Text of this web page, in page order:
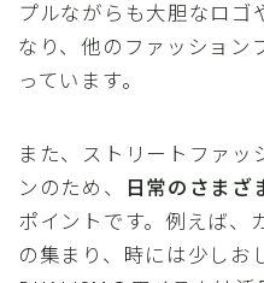
プルながらも大胆なロゴ
なり、他のファッション
っています。
また、ストリートファッ
ンのため、
日常のさまざ
ポイントです。例えば、
の集まり、時には少しお